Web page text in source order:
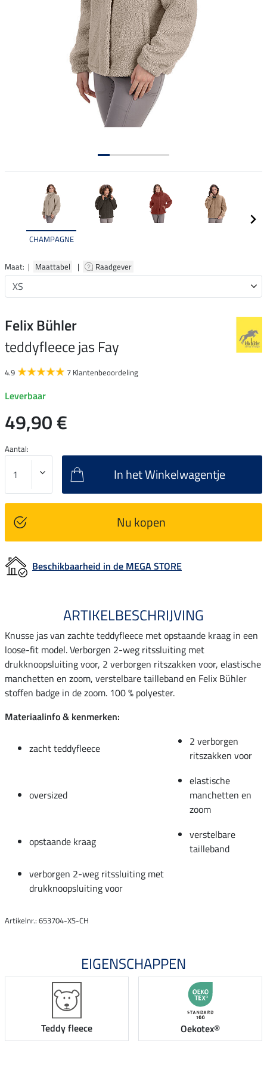
CHAMPAGNE
Maat: | Maattabel | Raadgever
Felix Bühler
teddyfleece jas Fay
4.9 7 Klantenbeoordeling
Leverbaar
49,90 €
Aantal:
In het Winkelwagentje
Nu kopen
Beschikbaarheid in de MEGA STORE
ARTIKELBESCHRIJVING
Knusse jas van zachte teddyfleece met opstaande kraag in een
loose-fit model. Verborgen 2-weg ritssluiting met
drukknoopsluiting voor, 2 verborgen ritszakken voor, elastische
manchetten en zoom, verstelbare tailleband en Felix Bühler
stoffen badge in de zoom. 100 % polyester.
Materiaalinfo & kenmerken:
zacht teddyfleece
2 verborgen
ritszakken voor
oversized
elastische
manchetten en
zoom
opstaande kraag
verstelbare
tailleband
verborgen 2-weg ritssluiting met
drukknoopsluiting voor
Artikelnr.: 653704-XS-CH
EIGENSCHAPPEN
Teddy fleece Oekotex®